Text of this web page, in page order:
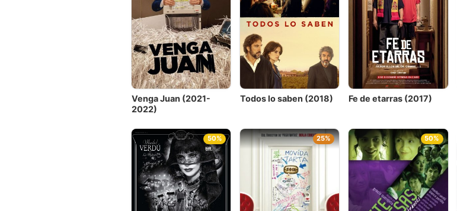
Venga Juan (2021-
2022)
Todos lo saben (2018) Fe de etarras (2017)
50% 25% 50%